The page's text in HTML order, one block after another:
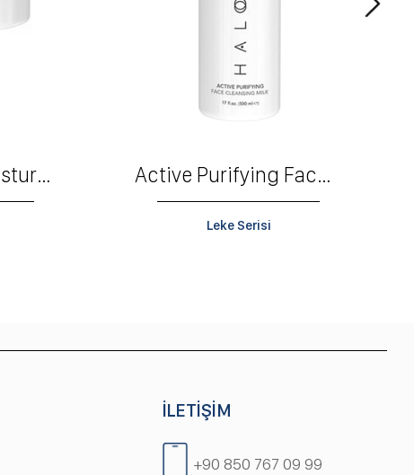
Anti Blemish Moisturzing Cream SPF30 Active Purifying Face Cleaning Milk
Leke Serisi
İLETİŞİM
+90 850 767 09 99